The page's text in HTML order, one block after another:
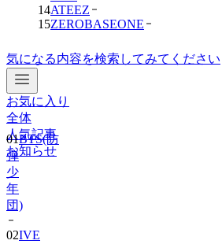
14ATEEZ
15ZEROBASEONE
気になる内容を検索してみてください
お気に入り
全体
人気記事
お知らせ
01BTS(防
弾
少
年
団)
02IVE